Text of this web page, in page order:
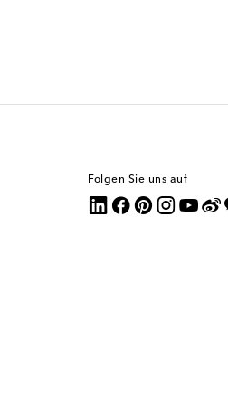
Folgen Sie uns auf